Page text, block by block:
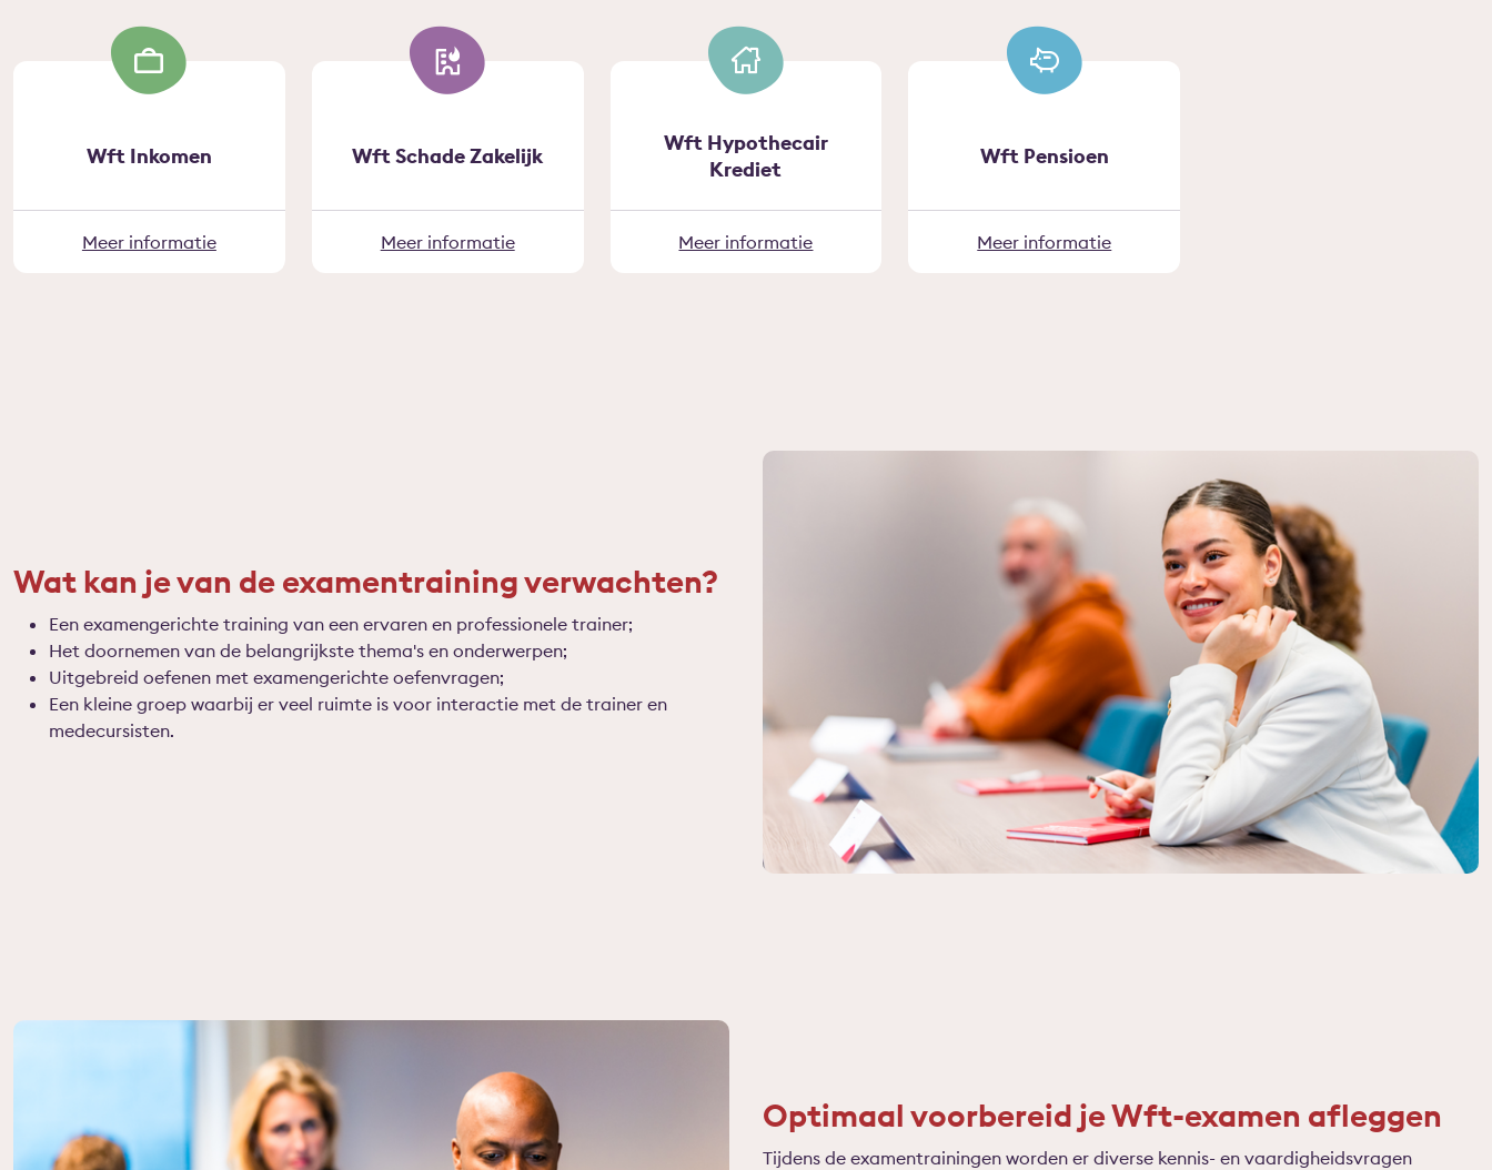
Wft Inkomen
Meer informatie
Wft Schade Zakelijk
Meer informatie
Wft Hypothecair
Krediet
Meer informatie
Wft Pensioen
Meer informatie
Wat kan je van de examentraining verwachten?
Een examengerichte training van een ervaren en professionele trainer;
Het doornemen van de belangrijkste thema's en onderwerpen;
Uitgebreid oefenen met examengerichte oefenvragen;
Een kleine groep waarbij er veel ruimte is voor interactie met de trainer en
medecursisten.
Optimaal voorbereid je Wft-examen afleggen
Tijdens de examentrainingen worden er diverse kennis- en vaardigheidsvragen